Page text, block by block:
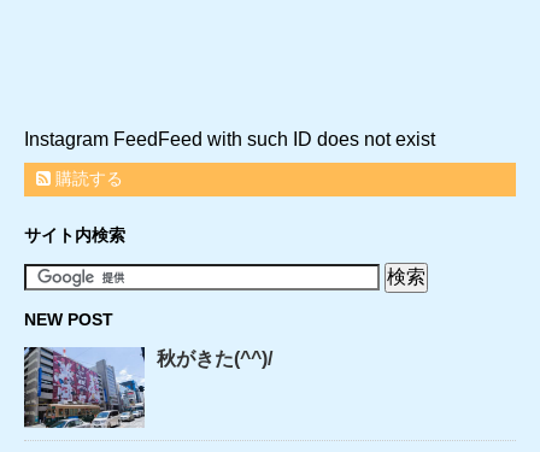
Instagram FeedFeed with such ID does not exist
購読する
サイト内検索
NEW POST
秋がきた(^^)/